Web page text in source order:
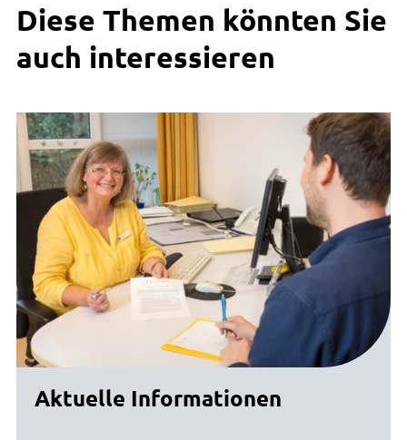
Diese Themen könnten Sie
auch interessieren
Aktuelle Informationen